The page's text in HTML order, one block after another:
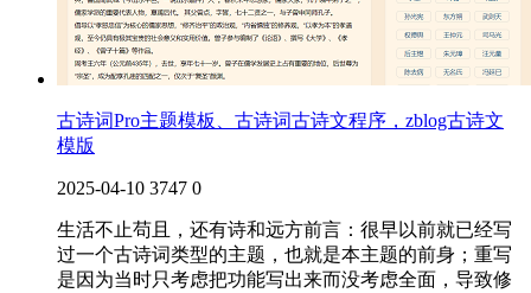
古诗词Pro主题模板、古诗词古诗文程序，zblog古诗文
模版
2025-04-10 3747 0
生活不止苟且，还有诗和远方前言：很早以前就已经写
过一个古诗词类型的主题，也就是本主题的前身；重写
是因为当时只考虑把功能写出来而没考虑全面，导致修